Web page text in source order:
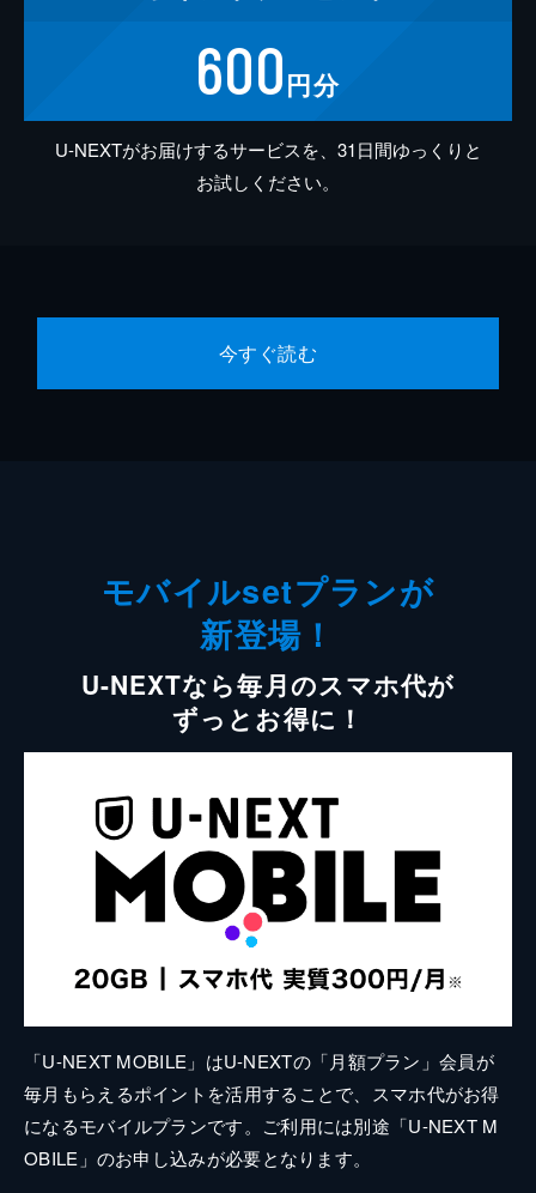
600円分
U-NEXTがお届けするサービスを、31日間ゆっくりと
お試しください。
今すぐ読む
モバイルsetプランが
新登場！
U-NEXTなら毎月のスマホ代が
ずっとお得に！
「U-NEXT MOBILE」はU-NEXTの「月額プラン」会員が
毎月もらえるポイントを活用することで、スマホ代がお得
になるモバイルプランです。ご利用には別途「U-NEXT M
OBILE」のお申し込みが必要となります。